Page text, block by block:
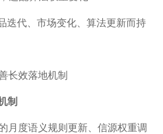
迭代、市场变化、算法更新而持
长效落地机制
制
月度语义规则更新、信源权重调